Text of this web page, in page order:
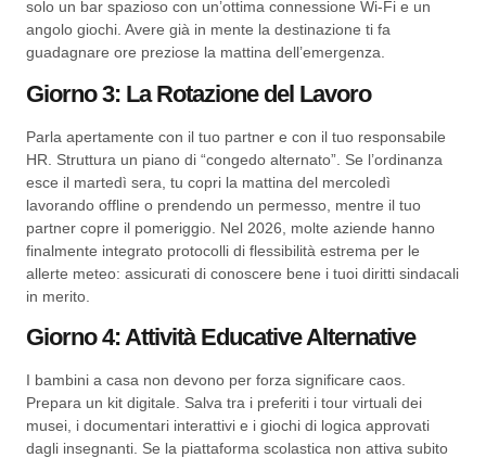
solo un bar spazioso con un’ottima connessione Wi-Fi e un
angolo giochi. Avere già in mente la destinazione ti fa
guadagnare ore preziose la mattina dell’emergenza.
Giorno 3: La Rotazione del Lavoro
Parla apertamente con il tuo partner e con il tuo responsabile
HR. Struttura un piano di “congedo alternato”. Se l’ordinanza
esce il martedì sera, tu copri la mattina del mercoledì
lavorando offline o prendendo un permesso, mentre il tuo
partner copre il pomeriggio. Nel 2026, molte aziende hanno
finalmente integrato protocolli di flessibilità estrema per le
allerte meteo: assicurati di conoscere bene i tuoi diritti sindacali
in merito.
Giorno 4: Attività Educative Alternative
I bambini a casa non devono per forza significare caos.
Prepara un kit digitale. Salva tra i preferiti i tour virtuali dei
musei, i documentari interattivi e i giochi di logica approvati
dagli insegnanti. Se la piattaforma scolastica non attiva subito